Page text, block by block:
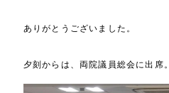
ありがとうございました。
夕刻からは、両院議員総会に出席。